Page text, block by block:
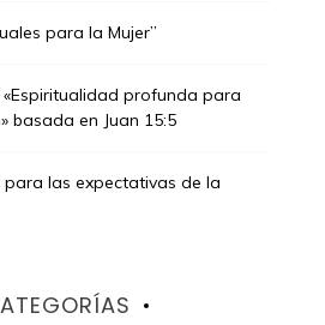
para la Mujer”
profunda para
basada en Juan 15:5
las expectativas de la